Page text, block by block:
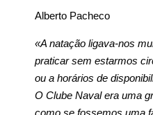
Alberto Pacheco
«A natação ligava-nos
praticar sem estarmos
ou a horários de
O Clube Naval era uma
como se fossemos uma